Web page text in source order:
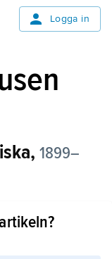
Logga in
1899–
deltog i